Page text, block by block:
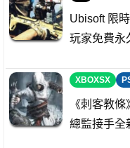
Ubisoft 限
玩家免費永
XBOXSX
《刺客教
總監接手全